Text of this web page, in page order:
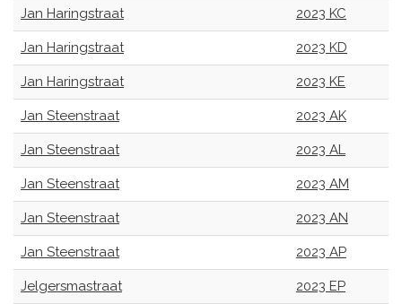
Jan Haringstraat 2023 KC
Jan Haringstraat 2023 KD
Jan Haringstraat 2023 KE
Jan Steenstraat 2023 AK
Jan Steenstraat 2023 AL
Jan Steenstraat 2023 AM
Jan Steenstraat 2023 AN
Jan Steenstraat 2023 AP
Jelgersmastraat 2023 EP